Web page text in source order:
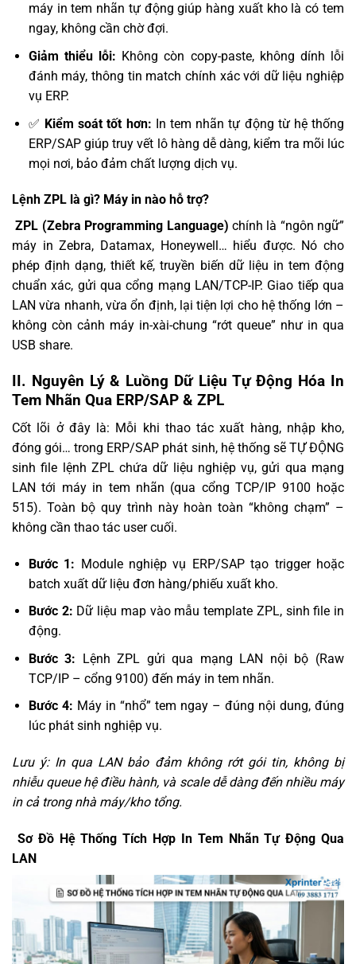
máy in tem nhãn tự động giúp hàng xuất kho là có tem
ngay, không cần chờ đợi.
Giảm thiểu lỗi: Không còn copy-paste, không dính lỗi
đánh máy, thông tin match chính xác với dữ liệu nghiệp
vụ ERP.
✅ Kiểm soát tốt hơn: In tem nhãn tự động từ hệ thống
ERP/SAP giúp truy vết lô hàng dễ dàng, kiểm tra mõi lúc
mọi nơi, bảo đảm chất lượng dịch vụ.
Lệnh ZPL là gì? Máy in nào hỗ trợ?
️ZPL (Zebra Programming Language) chính là “ngôn ngữ”
máy in Zebra, Datamax, Honeywell… hiểu được. Nó cho
phép định dạng, thiết kế, truyền biến dữ liệu in tem động
chuẩn xác, gửi qua cổng mạng LAN/TCP-IP. Giao tiếp qua
LAN vừa nhanh, vừa ổn định, lại tiện lợi cho hệ thống lớn –
không còn cảnh máy in-xài-chung “rớt queue” như in qua
USB share.
II. Nguyên Lý & Luồng Dữ Liệu Tự Động Hóa In
Tem Nhãn Qua ERP/SAP & ZPL
Cốt lõi ở đây là: Mỗi khi thao tác xuất hàng, nhập kho,
đóng gói… trong ERP/SAP phát sinh, hệ thống sẽ TỰ ĐỘNG
sinh file lệnh ZPL chứa dữ liệu nghiệp vụ, gửi qua mạng
LAN tới máy in tem nhãn (qua cổng TCP/IP 9100 hoặc
515). Toàn bộ quy trình này hoàn toàn “không chạm” –
không cần thao tác user cuối.
Bước 1: Module nghiệp vụ ERP/SAP tạo trigger hoặc
batch xuất dữ liệu đơn hàng/phiếu xuất kho.
Bước 2: Dữ liệu map vào mẫu template ZPL, sinh file in
động.
Bước 3: Lệnh ZPL gửi qua mạng LAN nội bộ (Raw
TCP/IP – cổng 9100) đến máy in tem nhãn.
Bước 4: Máy in “nhổ” tem ngay – đúng nội dung, đúng
lúc phát sinh nghiệp vụ.
Lưu ý: In qua LAN bảo đảm không rớt gói tin, không bị
nhiễu queue hệ điều hành, và scale dễ dàng đến nhiều máy
in cả trong nhà máy/kho tổng.
️ Sơ Đồ Hệ Thống Tích Hợp In Tem Nhãn Tự Động Qua
LAN